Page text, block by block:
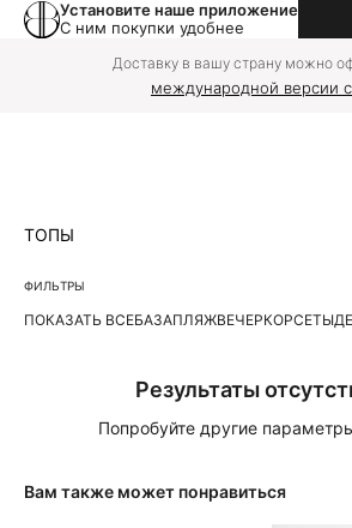
Установите наше приложение
С ним покупки удобнее
Доставку в вашу страну можно
международной версии
ТОПЫ
ФИЛЬТРЫ
ПОКАЗАТЬ ВСЕБАЗАПЛЯЖВЕЧЕРКОРСЕТЫ
Результаты
Попробуйте другие
Вам также может понравиться